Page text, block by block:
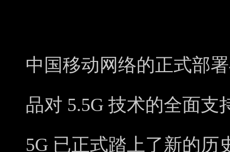
中国移动网络的正式部
品对 5.5G 技术的全面
5G 已正式踏上了新的历